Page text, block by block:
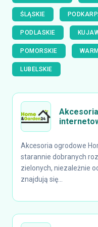
ŚLĄSKIE
PODLASKIE
POMORSKIE
LUBELSKIE
Akcesoria ogrodowe
starannie dobranych
zielonych, niezależnie
znajdują się...